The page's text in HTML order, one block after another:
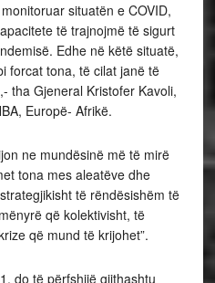
situatën e COVID,
të trajnojmë të sigurt
Edhe në këtë situatë,
forcat tona, të cilat janë të
tha Gjeneral Kristofer Kavoli,
Europë- Afrikë.
ne mundësinë më të mirë
tona mes aleatëve dhe
të rëndësishëm të
që kolektivisht, të
që mund të krijohet”.
do të përfshijë gjithashtu